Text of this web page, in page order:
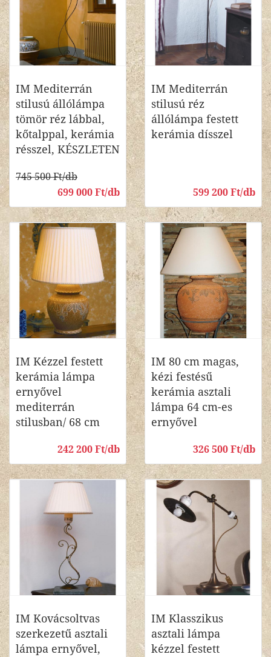
IM Mediterrán
stilusú állólámpa
tömör réz lábbal,
kőtalppal, kerámia
résszel, KÉSZLETEN
745 500 Ft/db
699 000 Ft/db
IM Mediterrán
stilusú réz
állólámpa festett
kerámia dísszel
599 200 Ft/db
IM Kézzel festett
kerámia lámpa
ernyővel
mediterrán
stilusban/ 68 cm
242 200 Ft/db
IM 80 cm magas,
kézi festésű
kerámia asztali
lámpa 64 cm-es
ernyővel
326 500 Ft/db
IM Kovácsoltvas
szerkezetű asztali
lámpa ernyővel,
IM Klasszikus
asztali lámpa
kézzel festett